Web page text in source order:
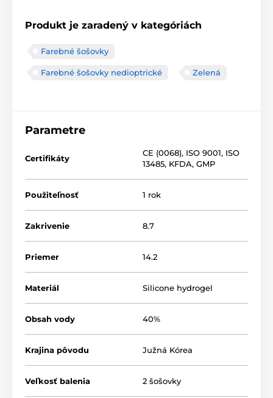
Produkt je zaradený v kategóriách
Farebné šošovky
Farebné šošovky nedioptrické Zelená
Parametre
Certifikáty
CE (0068), ISO 9001, ISO
13485, KFDA, GMP
Použiteľnosť 1 rok
Zakrivenie 8.7
Priemer 14.2
Materiál Silicone hydrogel
Obsah vody 40%
Krajina pôvodu Južná Kórea
Veľkosť balenia 2 šošovky